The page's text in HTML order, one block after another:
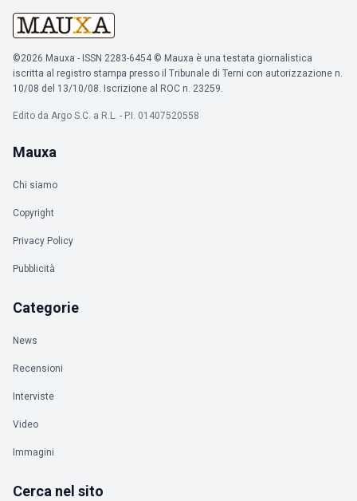
©2026 Mauxa - ISSN 2283-6454 © Mauxa è una testata giornalistica
iscritta al registro stampa presso il Tribunale di Terni con autorizzazione n.
10/08 del 13/10/08. Iscrizione al ROC n. 23259.
Edito da Argo S.C. a R.L. - P.I. 01407520558
Mauxa
Chi siamo
Copyright
Privacy Policy
Pubblicità
Categorie
News
Recensioni
Interviste
Video
Immagini
Cerca nel sito